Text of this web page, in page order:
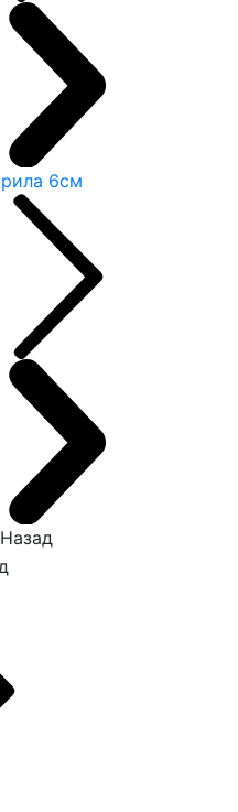
6см
Назад